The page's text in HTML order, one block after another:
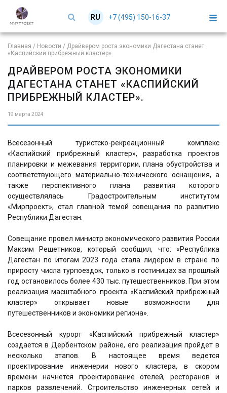
EN
RU +7 (495) 150-16-37
Главная / Новости / Драйвером роста экономики Дагестана станет
«Каспийский прибрежный кластер».
ДРАЙВЕРОМ РОСТА ЭКОНОМИКИ
ДАГЕСТАНА СТАНЕТ «КАСПИЙСКИЙ
ПРИБРЕЖНЫЙ КЛАСТЕР».
19 марта 2024
Всесезонный туристско-рекреационный комплекс
«Каспийский прибрежный кластер», разработка проектов
планировки и межевания территории, плана обустройства и
соответствующего материально-технического оснащения, а
также перспективного плана развития которого
осуществлялась Градостроительным институтом
«Мирпроект», стал главной темой совещания по развитию
Республики Дагестан.
Совещание провел министр экономического развития России
Максим Решетников, который сообщил, что: «Республика
Дагестан по итогам 2023 года стала лидером в стране по
приросту числа турпоездок, только в гостиницах за прошлый
год остановилось более 430 тыс. путешественников. При этом
реализация масштабного проекта «Каспийский прибрежный
кластер» открывает новые возможности для
путешественников и экономики региона».
Всесезонный курорт «Каспийский прибрежный кластер»
создается в Дербентском районе, его реализация пройдет в
несколько этапов. В настоящее время ведется
проектирование инженерии нового кластера, в скором
времени начнется проектирование отелей, ресторанов и
парков развлечений. Строительство инженерных сетей и